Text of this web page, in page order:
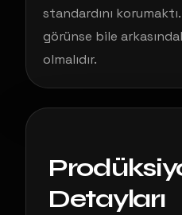
standardını
görünse bile
olmalıdır.
Detayları